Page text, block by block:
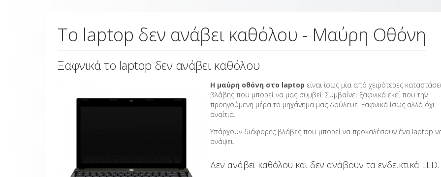
Το laptop δεν ανάβει καθόλου - Μαύρη Οθόνη
Ξαφνικά το laptop δεν ανάβει καθόλου
Η μαύρη οθόνη στο laptop είναι ίσως μία από χειρότερες
βλάβης που μπορεί να μας συμβεί. Συμβαίνει ξαφνικά εκεί που την
προηγούμενη μέρα το μηχάνημα μας δούλευε. Ξαφνικά ίσως αλλά όχι
αναίτια.
Υπάρχουν διάφορες βλάβες που μπορεί να προκαλέσουν ένα laptop
ανάψει.
Δεν ανάβει καθόλου και δεν ανάβουν τα ενδεικτικά LED.